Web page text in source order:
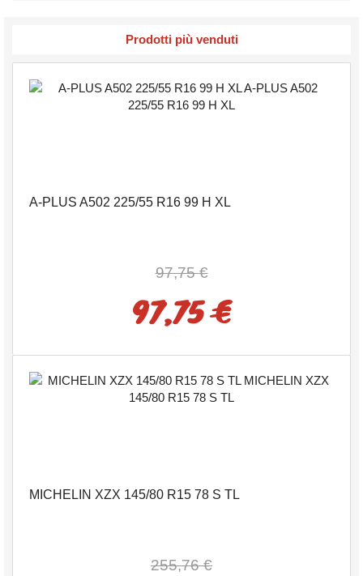
Prodotti più venduti
A-PLUS A502 225/55 R16 99 H XL
97,75 €
97,75 €
MICHELIN XZX 145/80 R15 78 S TL
255,76 €